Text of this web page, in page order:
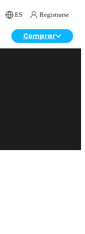
ES Registrarse
Comprar